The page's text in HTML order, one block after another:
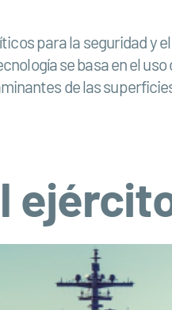
para la seguridad y
se basa en el
de las